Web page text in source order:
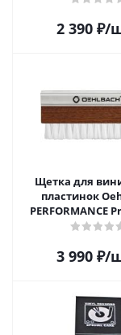
2 390₽/
Щетка для
пластинок
PERFORMANCE
Brush, Record
3 990₽/